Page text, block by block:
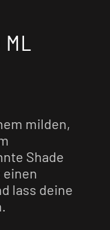
milden,
Shade
einen
lass deine